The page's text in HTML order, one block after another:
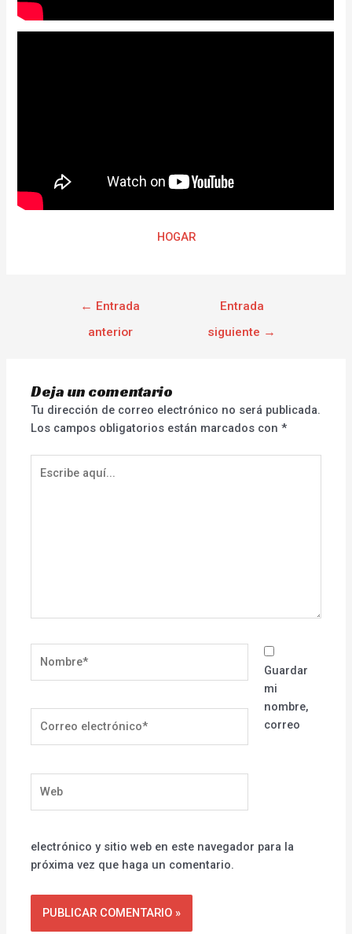
HOGAR
← Entrada
anterior
Entrada
siguiente →
Deja un comentario
Tu dirección de correo electrónico no será publicada.
Los campos obligatorios están marcados con*
aquí...
electrónico*
Guardar
mi
nombre,
correo
electrónico y sitio web en este navegador para la
próxima vez que haga un comentario.